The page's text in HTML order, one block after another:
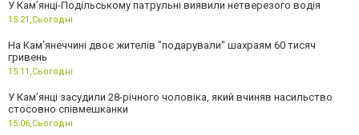
У Кам’янці-Подільському патрульні виявили нетверезого водія
15:21,Сьогодні
На Камʼянеччині двоє жителів "подарували" шахраям 60 тисяч
гривень
15:11,Сьогодні
У Камʼянці засудили 28-річного чоловіка, який вчиняв насильство
стосовно співмешканки
15:06,Сьогодні